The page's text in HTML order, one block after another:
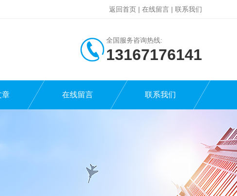
返回首页 | 在线留言 | 联系我们
全国服务咨询热线:
13167176141
章 在线留言 联系我们